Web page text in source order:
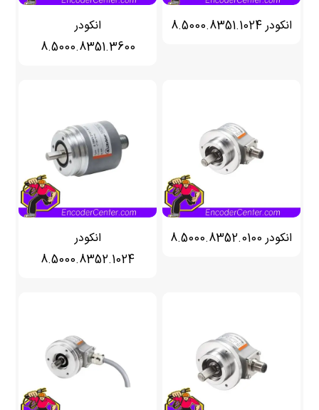
انکودر 8.5000.8351.1024
انکودر
8.5000.8351.3600
انکودر 8.5000.8352.0100
انکودر
8.5000.8352.1024